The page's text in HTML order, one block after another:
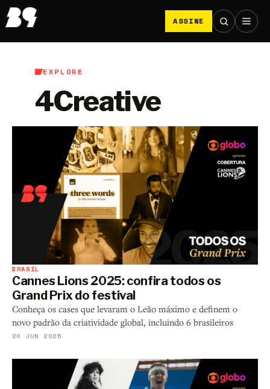
ASSINE
EXPLORE
4Creative
BRASIL
Cannes Lions 2025: confira todos os
Grand Prix do festival
Conheça os cases que levaram o Leão máximo e definem o
novo padrão da criatividade global, incluindo 6 brasileiros
20 JUN 2025